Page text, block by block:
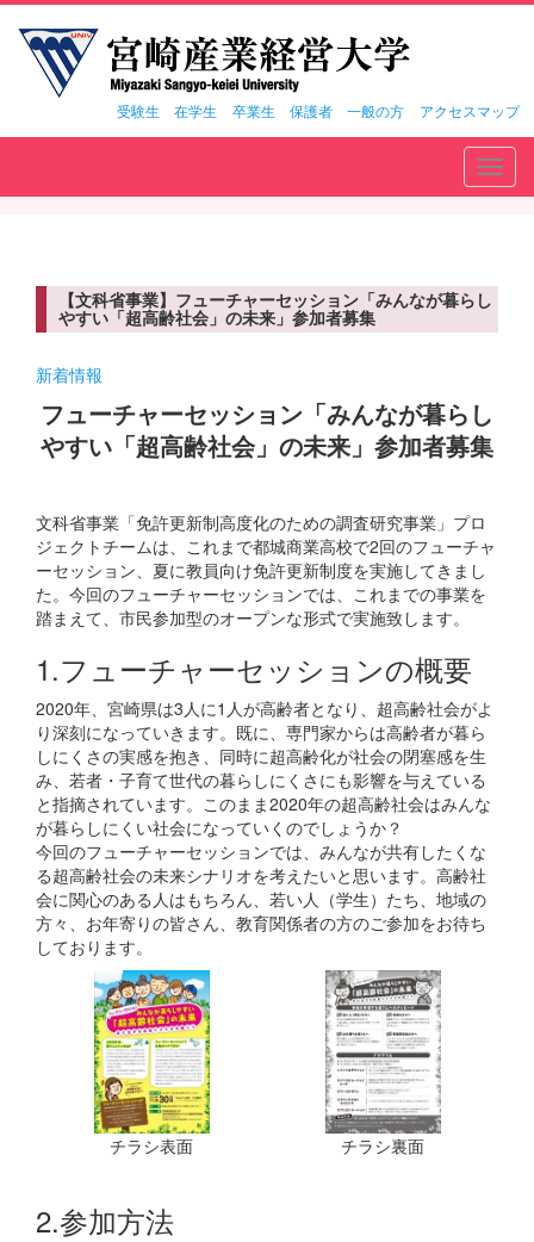
受験生 在学生 卒業生 保護者 一般の方 アクセスマップ
【文科省事業】フューチャーセッション「みんなが暮らし
やすい「超高齢社会」の未来」参加者募集
新着情報
フューチャーセッション「みんなが暮らし
やすい「超高齢社会」の未来」参加者募集
文科省事業「免許更新制高度化のための調査研究事業」プロ
ジェクトチームは、これまで都城商業高校で2回のフューチャ
ーセッション、夏に教員向け免許更新制度を実施してきまし
た。今回のフューチャーセッションでは、これまでの事業を
踏まえて、市民参加型のオープンな形式で実施致します。
1.フューチャーセッションの概要
2020年、宮崎県は3人に1人が高齢者となり、超高齢社会がよ
り深刻になっていきます。既に、専門家からは高齢者が暮ら
しにくさの実感を抱き、同時に超高齢化が社会の閉塞感を生
み、若者・子育て世代の暮らしにくさにも影響を与えている
と指摘されています。このまま2020年の超高齢社会はみんな
が暮らしにくい社会になっていくのでしょうか？
今回のフューチャーセッションでは、みんなが共有したくな
る超高齢社会の未来シナリオを考えたいと思います。高齢社
会に関心のある人はもちろん、若い人（学生）たち、地域の
方々、お年寄りの皆さん、教育関係者の方のご参加をお待ち
しております。
チラシ表面 チラシ裏面
2.参加方法